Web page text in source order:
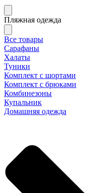
Пляжная одежда
Все товары
Сарафаны
Халаты
Туники
Комплект с шортами
Комплект с брюками
Комбинезоны
Купальник
Домашняя одежда